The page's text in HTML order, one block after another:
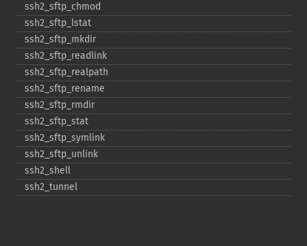
ssh2_​sftp_​chmod
ssh2_​sftp_​lstat
ssh2_​sftp_​mkdir
ssh2_​sftp_​readlink
ssh2_​sftp_​realpath
ssh2_​sftp_​rename
ssh2_​sftp_​rmdir
ssh2_​sftp_​stat
ssh2_​sftp_​symlink
ssh2_​sftp_​unlink
ssh2_​shell
ssh2_​tunnel